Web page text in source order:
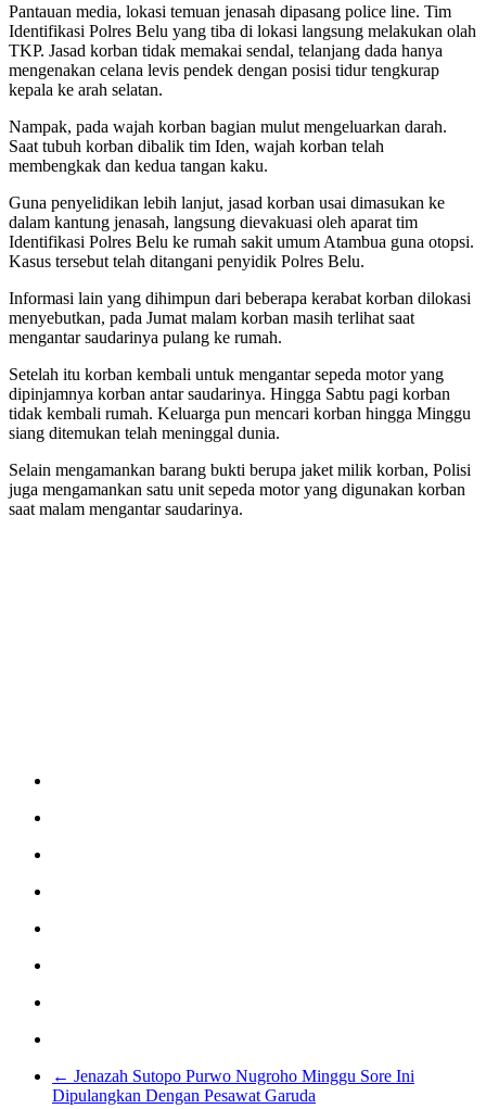
Pantauan media, lokasi temuan jenasah dipasang police line. Tim
Identifikasi Polres Belu yang tiba di lokasi langsung melakukan olah
TKP. Jasad korban tidak memakai sendal, telanjang dada hanya
mengenakan celana levis pendek dengan posisi tidur tengkurap
kepala ke arah selatan.
Nampak, pada wajah korban bagian mulut mengeluarkan darah.
Saat tubuh korban dibalik tim Iden, wajah korban telah
membengkak dan kedua tangan kaku.
Guna penyelidikan lebih lanjut, jasad korban usai dimasukan ke
dalam kantung jenasah, langsung dievakuasi oleh aparat tim
Identifikasi Polres Belu ke rumah sakit umum Atambua guna otopsi.
Kasus tersebut telah ditangani penyidik Polres Belu.
Informasi lain yang dihimpun dari beberapa kerabat korban dilokasi
menyebutkan, pada Jumat malam korban masih terlihat saat
mengantar saudarinya pulang ke rumah.
Setelah itu korban kembali untuk mengantar sepeda motor yang
dipinjamnya korban antar saudarinya. Hingga Sabtu pagi korban
tidak kembali rumah. Keluarga pun mencari korban hingga Minggu
siang ditemukan telah meninggal dunia.
Selain mengamankan barang bukti berupa jaket milik korban, Polisi
juga mengamankan satu unit sepeda motor yang digunakan korban
saat malam mengantar saudarinya.
← Jenazah Sutopo Purwo Nugroho Minggu Sore Ini
Dipulangkan Dengan Pesawat Garuda